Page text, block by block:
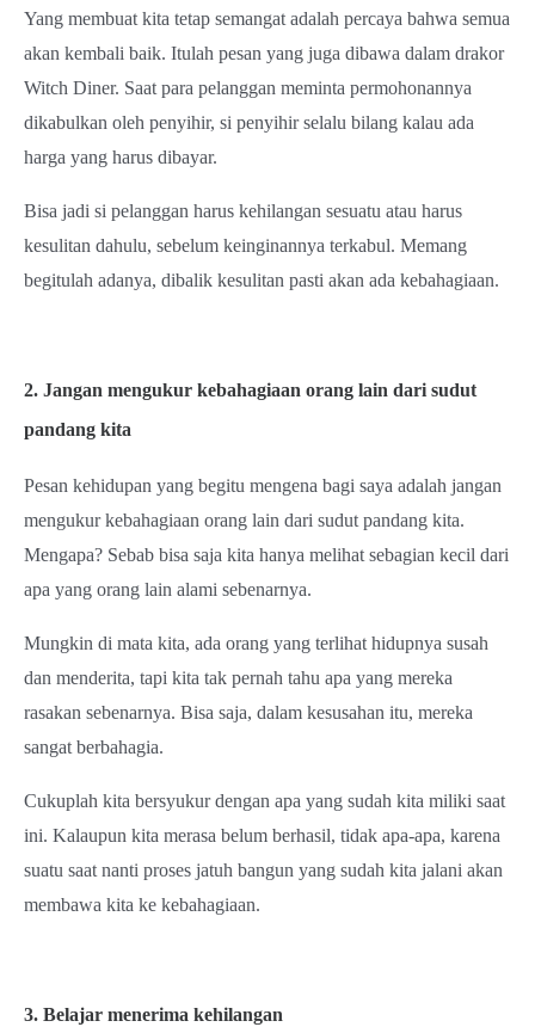
Yang membuat kita tetap semangat adalah percaya bahwa semua
akan kembali baik. Itulah pesan yang juga dibawa dalam drakor
Witch Diner. Saat para pelanggan meminta permohonannya
dikabulkan oleh penyihir, si penyihir selalu bilang kalau ada
harga yang harus dibayar.
Bisa jadi si pelanggan harus kehilangan sesuatu atau harus
kesulitan dahulu, sebelum keinginannya terkabul. Memang
begitulah adanya, dibalik kesulitan pasti akan ada kebahagiaan.
2. Jangan mengukur kebahagiaan orang lain dari sudut
pandang kita
Pesan kehidupan yang begitu mengena bagi saya adalah jangan
mengukur kebahagiaan orang lain dari sudut pandang kita.
Mengapa? Sebab bisa saja kita hanya melihat sebagian kecil dari
apa yang orang lain alami sebenarnya.
Mungkin di mata kita, ada orang yang terlihat hidupnya susah
dan menderita, tapi kita tak pernah tahu apa yang mereka
rasakan sebenarnya. Bisa saja, dalam kesusahan itu, mereka
sangat berbahagia.
Cukuplah kita bersyukur dengan apa yang sudah kita miliki saat
ini. Kalaupun kita merasa belum berhasil, tidak apa-apa, karena
suatu saat nanti proses jatuh bangun yang sudah kita jalani akan
membawa kita ke kebahagiaan.
3. Belajar menerima kehilangan